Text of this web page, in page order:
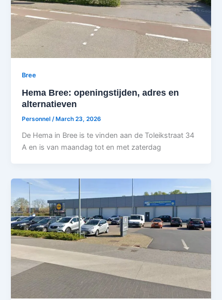
Bree
Hema Bree: openingstijden, adres en
alternatieven
Personnel /March 23, 2026
De Hema in Bree is te vinden aan de Toleikstraat 34
A en is van maandag tot en met zaterdag